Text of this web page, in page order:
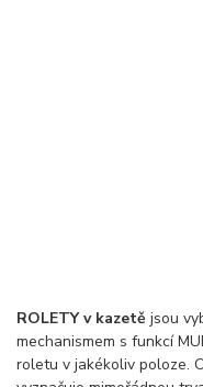
ROLETY v kazetě jsou
mechanismem s funkcí
roletu v jakékoliv poloze.